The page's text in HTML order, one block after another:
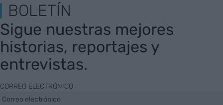
BOLETÍN
Sigue nuestras mejores
historias, reportajes y
entrevistas.
CORREO ELECTRÓNICO